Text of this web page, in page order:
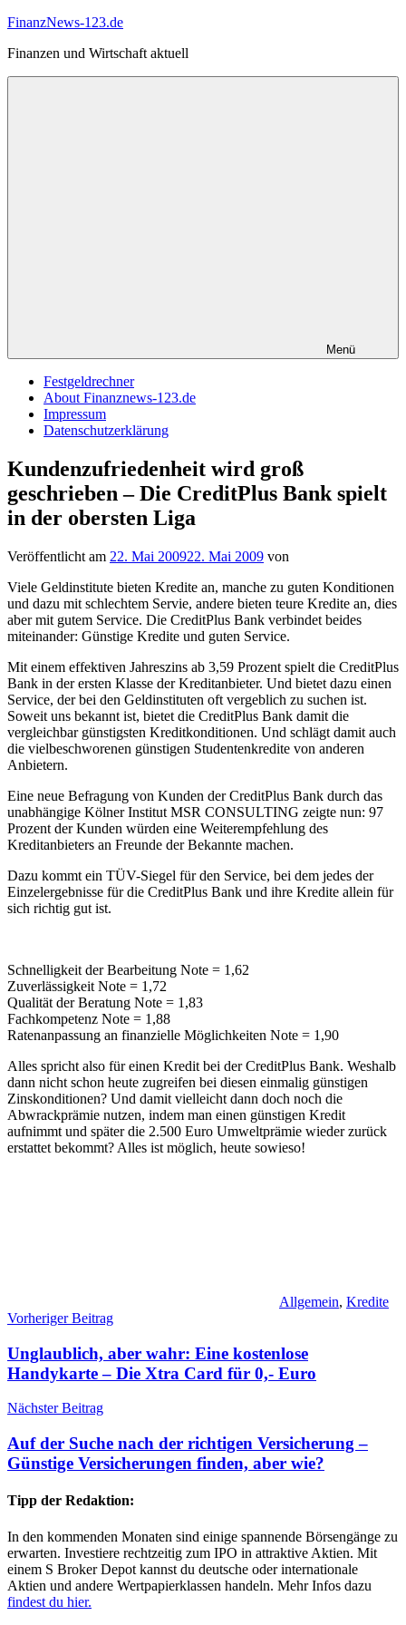
Zum
springen
FinanzNews-123.de
Finanzen und Wirtschaft aktuell
Menü
Festgeldrechner
About Finanznews-123.de
Impressum
Datenschutzerklärung
Kundenzufriedenheit wird groß
geschrieben – Die CreditPlus Bank spielt
in der obersten Liga
Veröffentlicht am 22. Mai 200922. Mai 2009 von
Viele Geldinstitute bieten Kredite an, manche zu guten Konditionen
und dazu mit schlechtem Servie, andere bieten teure Kredite an, dies
aber mit gutem Service. Die CreditPlus Bank verbindet beides
miteinander: Günstige Kredite und guten Service.
Mit einem effektiven Jahreszins ab 3,59 Prozent spielt die CreditPlus
Bank in der ersten Klasse der Kreditanbieter. Und bietet dazu einen
Service, der bei den Geldinstituten oft vergeblich zu suchen ist.
Soweit uns bekannt ist, bietet die CreditPlus Bank damit die
vergleichbar günstigsten Kreditkonditionen. Und schlägt damit auch
die vielbeschworenen günstigen Studentenkredite von anderen
Anbietern.
Eine neue Befragung von Kunden der CreditPlus Bank durch das
unabhängige Kölner Institut MSR CONSULTING zeigte nun: 97
Prozent der Kunden würden eine Weiterempfehlung des
Kreditanbieters an Freunde der Bekannte machen.
Dazu kommt ein TÜV-Siegel für den Service, bei dem jedes der
Einzelergebnisse für die CreditPlus Bank und ihre Kredite allein für
sich richtig gut ist.
Schnelligkeit der Bearbeitung Note = 1,62
Zuverlässigkeit Note = 1,72
Qualität der Beratung Note = 1,83
Fachkompetenz Note = 1,88
Ratenanpassung an finanzielle Möglichkeiten Note = 1,90
Alles spricht also für einen Kredit bei der CreditPlus Bank. Weshalb
dann nicht schon heute zugreifen bei diesen einmalig günstigen
Zinskonditionen? Und damit vielleicht dann doch noch die
Abwrackprämie nutzen, indem man einen günstigen Kredit
aufnimmt und später die 2.500 Euro Umweltprämie wieder zurück
erstattet bekommt? Alles ist möglich, heute sowieso!
Allgemein, Kredite
Beitragsnavigation
Vorheriger Beitrag
Unglaublich, aber wahr: Eine kostenlose
Handykarte – Die Xtra Card für 0,- Euro
Nächster Beitrag
Auf der Suche nach der richtigen Versicherung –
Günstige Versicherungen finden, aber wie?
Tipp der Redaktion:
In den kommenden Monaten sind einige spannende Börsengänge zu
erwarten. Investiere rechtzeitig zum IPO in attraktive Aktien. Mit
einem S Broker Depot kannst du deutsche oder internationale
Aktien und andere Wertpapierklassen handeln. Mehr Infos dazu
findest du hier.